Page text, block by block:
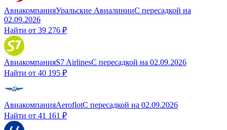
АвиакомпанияУральские АвиалинииС пересадкой на
02.09.2026
Найти от 39 276 ₽
АвиакомпанияS7 AirlinesС пересадкой на 02.09.2026
Найти от 40 195 ₽
АвиакомпанияAeroflotС пересадкой на 02.09.2026
Найти от 41 161 ₽